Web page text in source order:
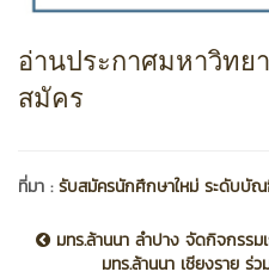
อ่านประกาศมหาวิทย
สมัคร
ที่มา :รับสมัครนักศึกษาใหม่ ระดับบั
มทร.ล้านนา ลำปาง จัดกิจกรรม
มทร.ล้านนา เชียงราย